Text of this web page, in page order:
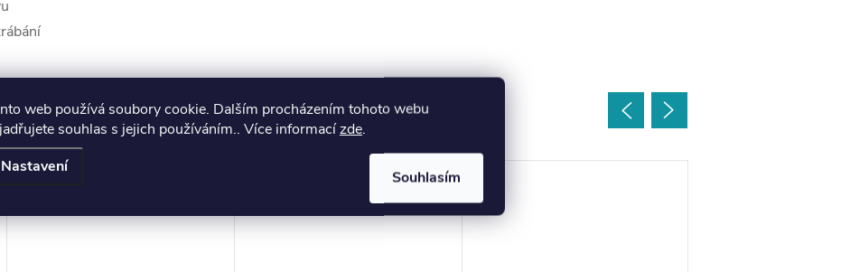
web používá soubory cookie. Dalším procházením tohoto webu
souhlas s jejich používáním.. Více informacízde.
Nastavení
Souhlasím
tomuto produktu doporučujeme ještě dokoupit